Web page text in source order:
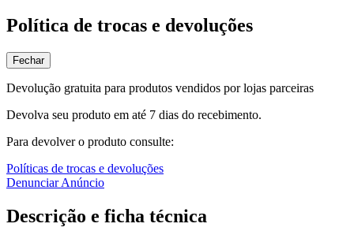
Política de trocas e devoluções
Fechar
Devolução gratuita para produtos vendidos por lojas parceiras
Devolva seu produto em até 7 dias do recebimento.
Para devolver o produto consulte:
Políticas de trocas e devoluções
Denunciar Anúncio
Descrição e ficha técnica